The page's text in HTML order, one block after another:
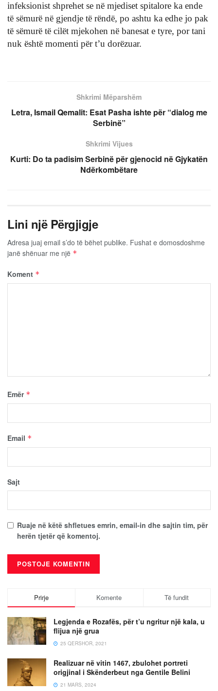
infeksionist shprehet se në mjediset spitalore ka ende
të sëmurë në gjendje të rëndë, po ashtu ka edhe jo pak
të sëmurë të cilët mjekohen në banesat e tyre, por tani
nuk është momenti për t’u dorëzuar.
Shkrimi Mëparshëm
Letra, Ismail Qemalit: Esat Pasha ishte për “dialog me
Serbinë”
Shkrimi Vijues
Kurti: Do ta padisim Serbinë për gjenocid në Gjykatën
Ndërkombëtare
Lini një Përgjigje
Adresa juaj email s’do të bëhet publike. Fushat e domosdoshme
janë shënuar me një *
Koment *
Emër *
Email *
Sajt
Ruaje në këtë shfletues emrin, email-in dhe sajtin tim, për
herën tjetër që komentoj.
Prirje Komente Të fundit
Legjenda e Rozafës, për t’u ngritur një kala, u
flijua një grua
25 QERSHOR, 2021
Realizuar në vitin 1467, zbulohet portreti
origjinal i Skënderbeut nga Gentile Belini
21 MARS, 2024